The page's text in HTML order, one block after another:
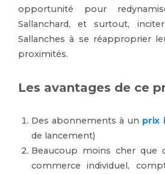
opportunité pour
Sallanchard, et surtout,
Sallanches à se réapproprier
proximités.
Les avantages de ce
Des abonnements à un prix
de lancement)
Beaucoup moins cher que
commerce individuel,